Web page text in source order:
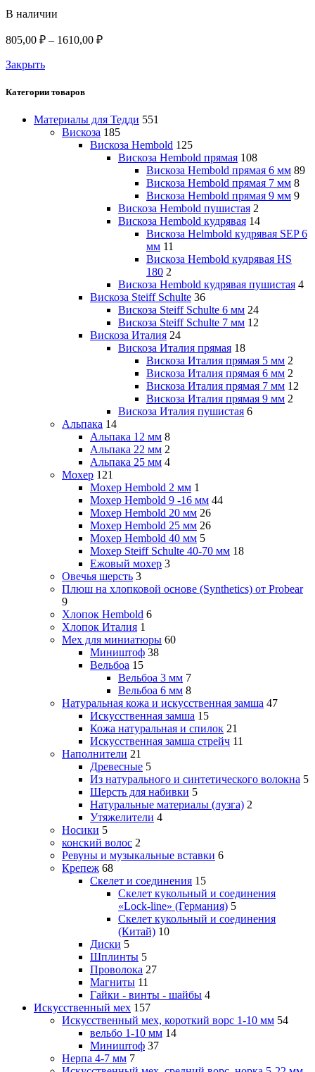
В наличии
805,00 ₽ – 1610,00 ₽Диапазон
Закрыть
Категории товаров
Материалы для Тедди 551
Вискоза 185
Вискоза Hembold 125
Вискоза Hembold прямая 108
Вискоза Hembold прямая 6 мм 89
Вискоза Hembold прямая 7 мм 8
Вискоза Hembold прямая 9 мм 9
Вискоза Hembold пушистая 2
Вискоза Hembold кудрявая 14
Вискоза Helmbold кудрявая SEP 6
мм 11
Вискоза Hembold кудрявая HS
180 2
Вискоза Hembold кудрявая пушистая 4
Вискоза Steiff Schulte 36
Вискоза Steiff Schulte 6 мм 24
Вискоза Steiff Schulte 7 мм 12
Вискоза Италия 24
Вискоза Италия прямая 18
Вискоза Италия прямая 5 мм 2
Вискоза Италия прямая 6 мм 2
Вискоза Италия прямая 7 мм 12
Вискоза Италия прямая 9 мм 2
Вискоза Италия пушистая 6
Альпака 14
Альпака 12 мм 8
Альпака 22 мм 2
Альпака 25 мм 4
Мохер 121
Мохер Hembold 2 мм 1
Мохер Hembold 9 -16 мм 44
Мохер Hembold 20 мм 26
Мохер Hembold 25 мм 26
Мохер Hembold 40 мм 5
Мохер Steiff Schulte 40-70 мм 18
Ежовый мохер 3
Овечья шерсть 3
Плюш на хлопковой основе (Synthetics) от Probear
9
Хлопок Hembold 6
Хлопок Италия 1
Мех для миниатюры 60
Миништоф 38
Вельбоа 15
Вельбоа 3 мм 7
Вельбоа 6 мм 8
Натуральная кожа и искусственная замша 47
Искусственная замша 15
Кожа натуральная и спилок 21
Искусственная замша стрейч 11
Наполнители 21
Древесные 5
Из натурального и синтетического волокна 5
Шерсть для набивки 5
Натуральные материалы (лузга) 2
Утяжелители 4
Носики 5
конский волос 2
Ревуны и музыкальные вставки 6
Крепеж 68
Скелет и соединения 15
Скелет кукольный и соединения
«Lock-line» (Германия) 5
Скелет кукольный и соединения
(Китай) 10
Диски 5
Шплинты 5
Проволока 27
Магниты 11
Гайки - винты - шайбы 4
Искусственный мех 157
Искусственный мех, короткий ворс 1-10 мм 54
вельбо 1-10 мм 14
Миништоф 37
Нерпа 4-7 мм 7